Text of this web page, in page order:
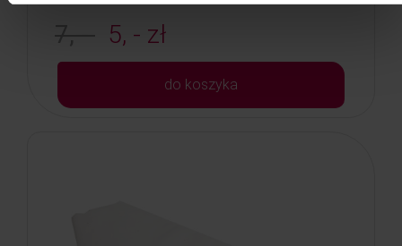
7, - 5, - zł
do koszyka